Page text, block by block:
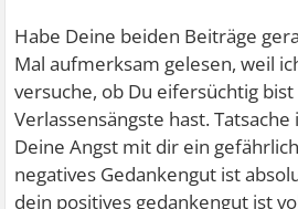
Habe Deine beiden Beiträge
Mal aufmerksam gelesen, weil
versuche, ob Du eifersüchtig
Verlassensängste hast.
Deine Angst mit dir ein
negatives Gedankengut ist
dein positives gedankengut ist